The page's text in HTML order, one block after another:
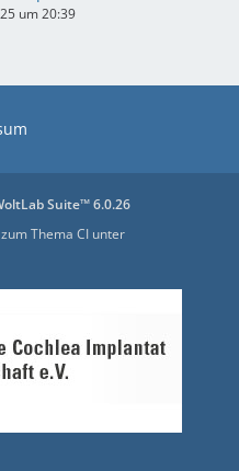
um 20:39
Suite™ 6.0.26
Thema CI unter